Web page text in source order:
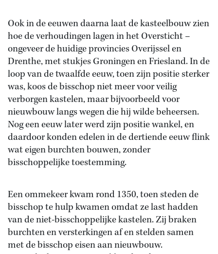
Ook in de eeuwen daarna laat de kasteelbouw zien
hoe de verhoudingen lagen in het Oversticht –
ongeveer de huidige provincies Overijssel en
Drenthe, met stukjes Groningen en Friesland. In de
loop van de twaalfde eeuw, toen zijn positie sterker
was, koos de bisschop niet meer voor veilig
verborgen kastelen, maar bijvoorbeeld voor
nieuwbouw langs wegen die hij wilde beheersen.
Nog een eeuw later werd zijn positie wankel, en
daardoor konden edelen in de dertiende eeuw flink
wat eigen burchten bouwen, zonder
bisschoppelijke toestemming.
Een ommekeer kwam rond 1350, toen steden de
bisschop te hulp kwamen omdat ze last hadden
van de niet-bisschoppelijke kastelen. Zij braken
burchten en versterkingen af en stelden samen
met de bisschop eisen aan nieuwbouw.